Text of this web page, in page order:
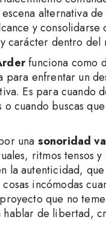
alternativa
y
carácter dentro
funciona como
para enfrentar un
Es para cuando
cuando buscas
una sonoridad
ritmos tensos
la autenticidad,
incómodas
que no
hablar de libertad,